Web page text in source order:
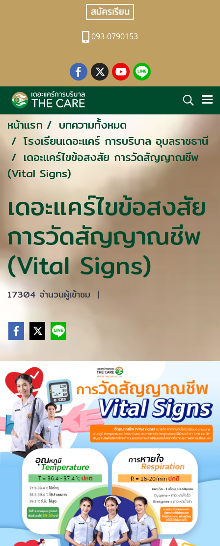
093-0790153
หน้าแรก
บทความทั้งหมด
โรงเรียนเดอะแคร์ การบริบาล อุบลราชธานี
เดอะแคร์ไขข้อสงสัย การวัดสัญญาณชีพ
(Vital Signs)
เดอะแคร์ไขข้อสงสัย
การวัดสัญญาณชีพ
(Vital Signs)
17304 จำนวนผู้เข้าชม |